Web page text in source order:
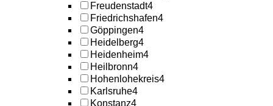
Freudenstadt4
Friedrichshafen4
Göppingen4
Heidelberg4
Heidenheim4
Heilbronn4
Hohenlohekreis4
Karlsruhe4
Konstanz4